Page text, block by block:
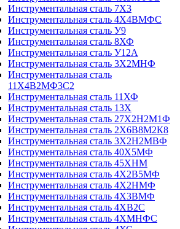
Инструментальная сталь 7Х3
Инструментальная сталь 4Х4ВМФС
Инструментальная сталь У9
Инструментальная сталь 8ХФ
Инструментальная сталь У12А
Инструментальная сталь 3Х2МНФ
Инструментальная сталь
11Х4В2МФ3С2
Инструментальная сталь 11ХФ
Инструментальная сталь 13Х
Инструментальная сталь 27Х2Н2М1Ф
Инструментальная сталь 2Х6В8М2К8
Инструментальная сталь 3Х2Н2МВФ
Инструментальная сталь 40Х5МФ
Инструментальная сталь 45ХНМ
Инструментальная сталь 4Х2В5МФ
Инструментальная сталь 4Х2НМФ
Инструментальная сталь 4Х3ВМФ
Инструментальная сталь 4ХВ2С
Инструментальная сталь 4ХМНФС